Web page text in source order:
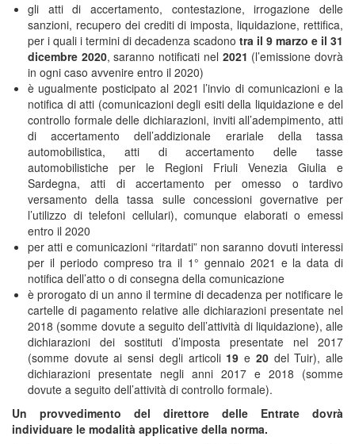
gli atti di accertamento, contestazione, irrogazione delle
sanzioni, recupero dei crediti di imposta, liquidazione, rettifica,
per i quali i termini di decadenza scadono tra il 9 marzo e il 31
dicembre 2020, saranno notificati nel 2021 (l’emissione dovrà
in ogni caso avvenire entro il 2020)
è ugualmente posticipato al 2021 l’invio di comunicazioni e la
notifica di atti (comunicazioni degli esiti della liquidazione e del
controllo formale delle dichiarazioni, inviti all’adempimento, atti
di accertamento dell’addizionale erariale della tassa
automobilistica, atti di accertamento delle tasse
automobilistiche per le Regioni Friuli Venezia Giulia e
Sardegna, atti di accertamento per omesso o tardivo
versamento della tassa sulle concessioni governative per
l’utilizzo di telefoni cellulari), comunque elaborati o emessi
entro il 2020
per atti e comunicazioni “ritardati” non saranno dovuti interessi
per il periodo compreso tra il 1° gennaio 2021 e la data di
notifica dell’atto o di consegna della comunicazione
è prorogato di un anno il termine di decadenza per notificare le
cartelle di pagamento relative alle dichiarazioni presentate nel
2018 (somme dovute a seguito dell’attività di liquidazione), alle
dichiarazioni dei sostituti d’imposta presentate nel 2017
(somme dovute ai sensi degli articoli 19e 20 del Tuir), alle
dichiarazioni presentate negli anni 2017 e 2018 (somme
dovute a seguito dell’attività di controllo formale).
Un provvedimento del direttore delle Entrate dovrà
individuare le modalità applicative della norma.